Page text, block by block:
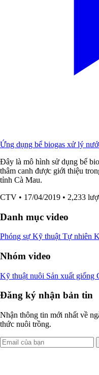
Ứng dụng bể biogas xử lý
Đây là mô hình sử dụng bể
thâm canh được giới thiệu
tỉnh Cà Mau.
CTV • 17/04/2019 • 2,233
Danh mục video
Phóng sự Kỹ thuật Tự nhiên
Nhóm video
Kỹ thuật nuôi Sản xuất giống
Đăng ký nhận bản tin
Nhận thông tin mới nhất về
thức nuôi trồng.